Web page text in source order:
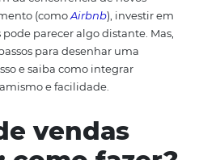
de ocupação sem perder
que tem passado por
A grande questão é:
de ocupação de forma
o mercado que está cada vez
além da concorrência de
segmento (como ),